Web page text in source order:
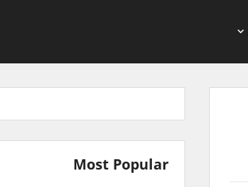
Most Popular